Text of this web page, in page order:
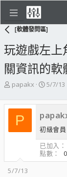
[軟體發問區]
玩遊戲左上
關資訊的軟
主
發
起
人
papakx
開
日
期
5/7/13
P
初級會員
已加入
點數
0
5/7/13